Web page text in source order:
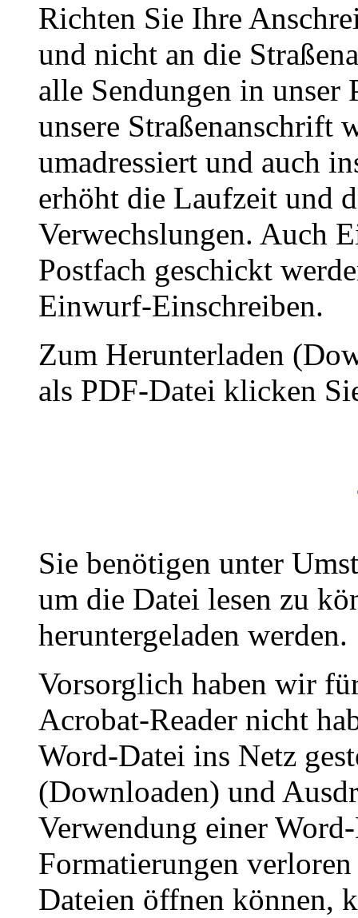
Richten Sie Ihre
und nicht an die
alle Sendungen in unser
unsere Straßenanschrift
umadressiert und auch
erhöht die Laufzeit und
Verwechslungen. Auch
Postfach geschickt
Einwurf-Einschreiben.
Zum Herunterladen
als PDF-Datei klicken
Sie benötigen unter
um die Datei lesen zu
heruntergeladen werden.
Vorsorglich haben wir
Acrobat-Reader nicht
Word-Datei ins Netz
(Downloaden) und
Verwendung einer
Formatierungen
Dateien öffnen können,